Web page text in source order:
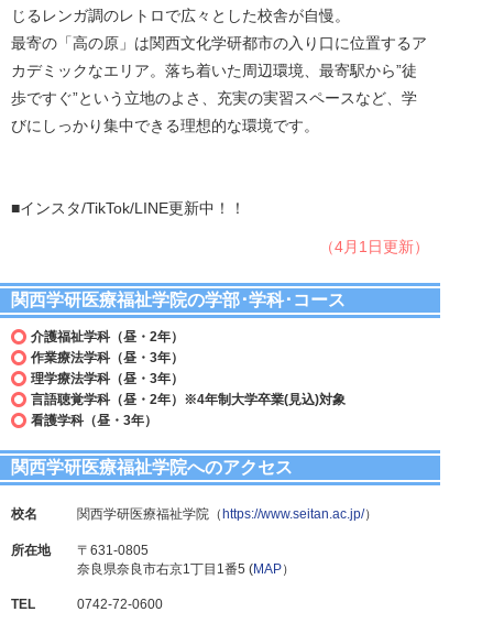
じるレンガ調のレトロで広々とした校舎が自慢。
最寄の「高の原」は関西文化学研都市の入り口に位置するア
カデミックなエリア。落ち着いた周辺環境、最寄駅から”徒
歩ですぐ”という立地のよさ、充実の実習スペースなど、学
びにしっかり集中できる理想的な環境です。
■インスタ/TikTok/LINE更新中！！
（4月1日更新）
関西学研医療福祉学院の学部･学科･コース
介護福祉学科（昼・2年）
作業療法学科（昼・3年）
理学療法学科（昼・3年）
言語聴覚学科（昼・2年）※4年制大学卒業(見込)対象
看護学科（昼・3年）
関西学研医療福祉学院へのアクセス
校名 関西学研医療福祉学院（ https://www.seitan.ac.jp/）
所在地
〒631-0805
奈良県奈良市右京1丁目1番5 (MAP）
TEL 0742-72-0600